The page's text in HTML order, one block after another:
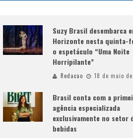
Suzy Brasil desembarca
Horizonte nesta quinta-
o espetáculo “Uma Noite
Horripilante”
Redacao 18 de maio
Brasil conta com a
agência especializada
exclusivamente no setor
bebidas